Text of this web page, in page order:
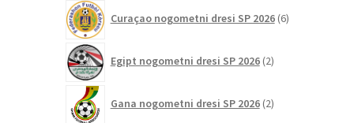
Curaçao nogometni dresi SP 2026 6izdelkov
Egipt nogometni dresi SP 2026 2izdelka
Gana nogometni dresi SP 2026 2izdelka